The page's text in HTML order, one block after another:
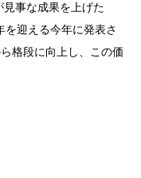
事な成果を上げた
迎える今年に発表さ
格段に向上し、この価